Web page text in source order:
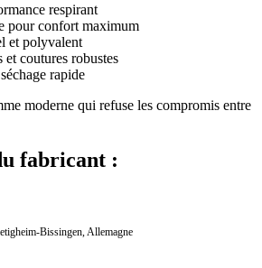
respirant
pour confort maximum
et polyvalent
coutures robustes
rapide
moderne qui refuse les compromis entre
fabricant :
Bissingen, Allemagne